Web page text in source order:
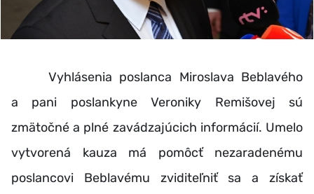
Vyhlásenia poslanca Miroslava Beblavého
a pani poslankyne Veroniky Remišovej sú
zmätočné a plné zavádzajúcich informácií. Umelo
vytvorená kauza má pomôcť nezaradenému
poslancovi Beblavému zviditeľniť sa a získať